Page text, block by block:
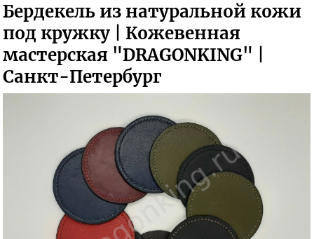
Бердекель из натуральной кожи
под кружку | Кожевенная
мастерская "DRAGONKING" |
Санкт-Петербург